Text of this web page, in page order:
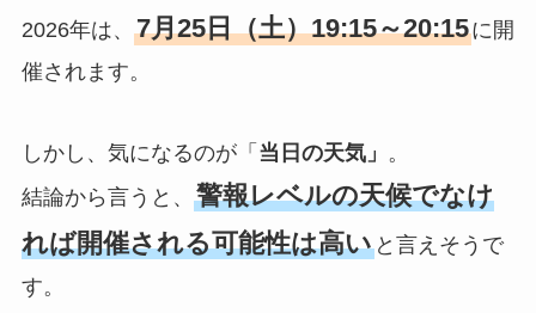
2026年は、 7月25日（土）19:15～20:15に開
催されます。
しかし、気になるのが「 当日の天気」 。
結論から言うと、 警報レベルの天候でなけ
れば開催される可能性は高いと言えそうで
す。